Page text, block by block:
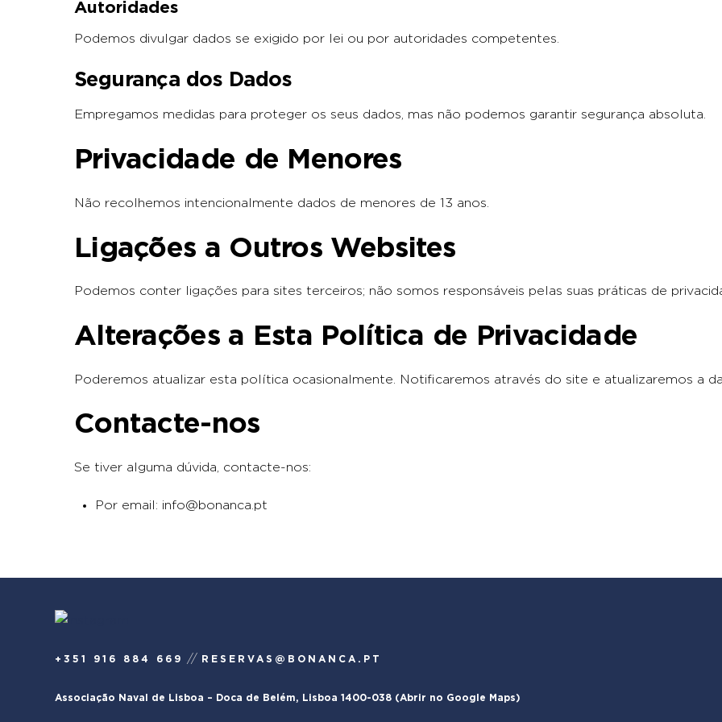
Autoridades
Podemos divulgar dados se exigido por lei ou por autoridades competentes.
Segurança dos Dados
Empregamos medidas para proteger os seus dados, mas não podemos garantir segurança absoluta.
Privacidade de Menores
Não recolhemos intencionalmente dados de menores de 13 anos.
Ligações a Outros Websites
Podemos conter ligações para sites terceiros; não somos responsáveis pelas suas práticas de
Alterações a Esta Política de Privacidade
Poderemos atualizar esta política ocasionalmente. Notificaremos através do site e atualizaremos a
Contacte-nos
Se tiver alguma dúvida, contacte-nos:
Por email: info@bonanca.pt
+351 916 884 669 // RESERVAS@BONANCA.PT
Associação Naval de Lisboa – Doca de Belém, Lisboa 1400-038 (Abrir no Google Maps)